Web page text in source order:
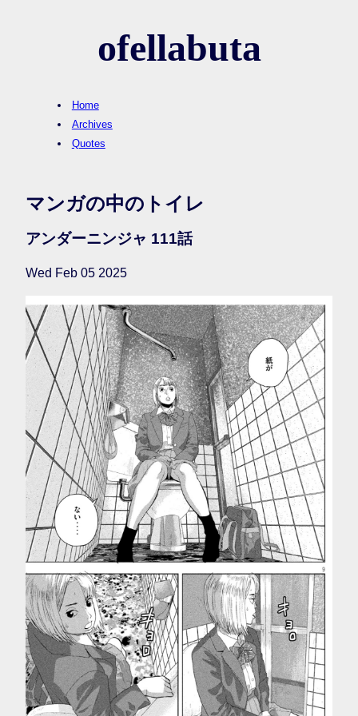
ofellabuta
Home
Archives
Quotes
マンガの中のトイレ
アンダーニンジャ 111話
Wed Feb 05 2025